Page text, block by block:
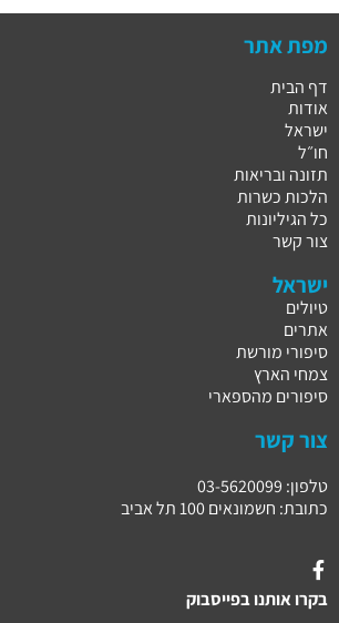
מפת אתר
דף הבית
אודות
ישראל
חו״ל
תזונה ובריאות
הלכות כשרות
כל הגיליונות
צור קשר
ישראל
טיולים
אתרים
סיפורי מורשת
צמחי הארץ
סיפורים מהספארי
צור קשר
טלפון: 03-5620099
כתובת: חשמונאים 100 תל אביב
בקרו אותנו בפייסבוק